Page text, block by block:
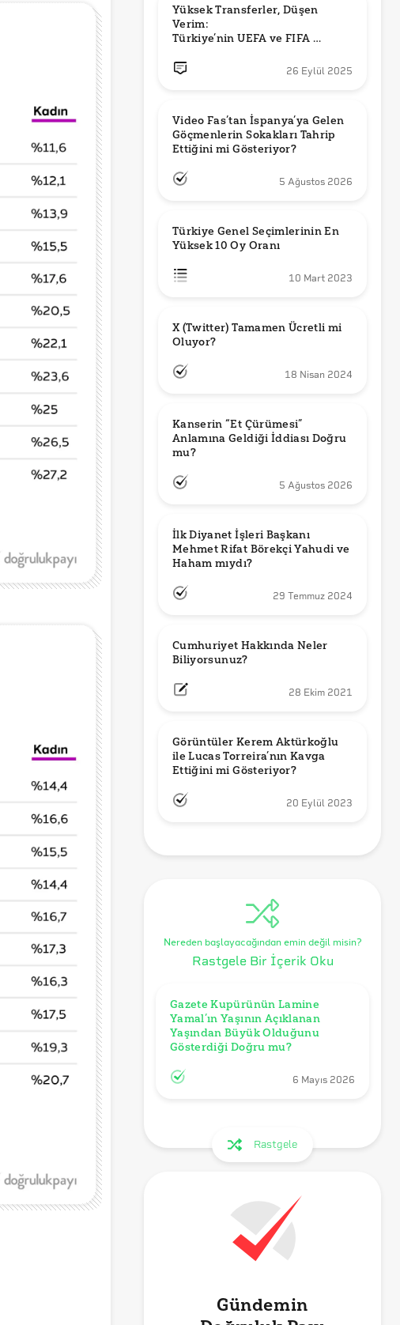
Yüksek Transferler, Düşen
Verim:
Türkiye’nin UEFA ve FIFA
26 Eylül 2025
Video Fas’tan İspanya’ya Gelen
Göçmenlerin Sokakları Tahrip
Ettiğini mi Gösteriyor?
5 Ağustos 2026
Türkiye Genel Seçimlerinin En
Yüksek 10 Oy Oranı
10 Mart 2023
X (Twitter) Tamamen Ücretli mi
Oluyor?
18 Nisan 2024
Kanserin “Et Çürümesi”
Anlamına Geldiği İddiası Doğru
mu?
5 Ağustos 2026
İlk Diyanet İşleri Başkanı
Mehmet Rifat Börekçi Yahudi ve
Haham mıydı?
29 Temmuz 2024
Cumhuriyet Hakkında Neler
Biliyorsunuz?
28 Ekim 2021
Görüntüler Kerem Aktürkoğlu
ile Lucas Torreira’nın Kavga
Ettiğini mi Gösteriyor?
20 Eylül 2023
Nereden başlayacağından emin değil misin?
Rastgele Bir İçerik Oku
Gazete Kupürünün Lamine
Yamal’ın Yaşının Açıklanan
Yaşından Büyük Olduğunu
Gösterdiği Doğru mu?
6 Mayıs 2026
Rastgele
Gündemin